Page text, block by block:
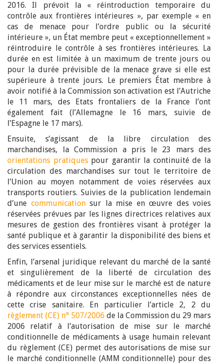
2016. Il prévoit la « réintroduction temporaire du
contrôle aux frontières intérieures », par exemple « en
cas de menace pour l’ordre public ou la sécurité
intérieure », un État membre peut « exceptionnellement »
réintroduire le contrôle à ses frontières intérieures. La
durée en est limitée à un maximum de trente jours ou
pour la durée prévisible de la menace grave si elle est
supérieure à trente jours. Le premiers État membre à
avoir notifié à la Commission son activation est l’Autriche
le 11 mars, des Etats frontaliers de la France l’ont
également fait (l’Allemagne le 16 mars, suivie de
l’Espagne le 17 mars).
Ensuite, s’agissant de la libre circulation des
marchandises, la Commission a pris le 23 mars des
orientations pratiquespour garantir la continuité de la
circulation des marchandises sur tout le territoire de
l’Union au moyen notamment de voies réservées aux
transports routiers. Suivies de la publication lendemain
d’une communicationsur la mise en œuvre des voies
réservées prévues par les lignes directrices relatives aux
mesures de gestion des frontières visant à protéger la
santé publique et à garantir la disponibilité des biens et
des services essentiels.
Enfin, l’arsenal juridique relevant du marché de la santé
et singulièrement de la liberté de circulation des
médicaments et de leur mise sur le marché est de nature
à répondre aux circonstances exceptionnelles nées de
cette crise sanitaire. En particulier l’article 2, 2 du
règlement (CE) n° 507/2006 de la Commission du 29 mars
2006 relatif à l’autorisation de mise sur le marché
conditionnelle de médicaments à usage humain relevant
du règlement (CE) permet des autorisations de mise sur
le marché conditionnelle (AMM conditionnelle) pour des